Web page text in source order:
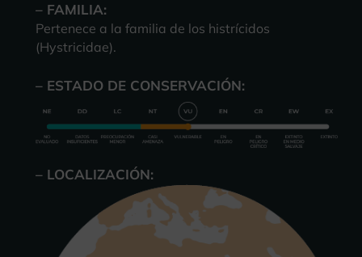
– FAMILIA:
Pertenece a la familia de los histrícidos
(Hystricidae).
– ESTADO DE CONSERVACIÓN:
– LOCALIZACIÓN: